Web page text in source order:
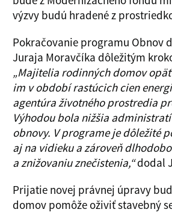
výzvy budú hradené z
Pokračovanie programu Obnov
Juraja Moravčíka dôležitým
„Majitelia rodinných domov
im v období rastúcich cien
agentúra životného prostredia
Výhodou bola nižšia
obnovy. V programe je dôležité
aj na vidieku a zároveň
a znižovaniu znečistenia,“dodal
Prijatie novej právnej úpravy
domov pomôže oživiť stavebný